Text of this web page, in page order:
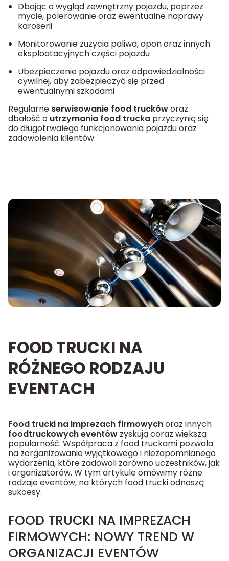
Dbając o wygląd zewnętrzny pojazdu, poprzez
mycie, polerowanie oraz ewentualne naprawy
karoserii
Monitorowanie zużycia paliwa, opon oraz innych
eksploatacyjnych części pojazdu
Ubezpieczenie pojazdu oraz odpowiedzialności
cywilnej, aby zabezpieczyć się przed
ewentualnymi szkodami
Regularne serwisowanie food truckóworaz
dbałość o utrzymania food trucka przyczynią się
do długotrwałego funkcjonowania pojazdu oraz
zadowolenia klientów.
FOOD TRUCKI NA
RÓŻNEGO RODZAJU
EVENTACH
Food trucki na imprezach firmowychoraz innych
foodtruckowych eventów zyskują coraz większą
popularność. Współpraca z food truckami pozwala
na zorganizowanie wyjątkowego i niezapomnianego
wydarzenia, które zadowoli zarówno uczestników, jak
i organizatorów. W tym artykule omówimy różne
rodzaje eventów, na których food trucki odnoszą
sukcesy.
FOOD TRUCKI NA IMPREZACH
FIRMOWYCH: NOWY TREND W
ORGANIZACJI EVENTÓW